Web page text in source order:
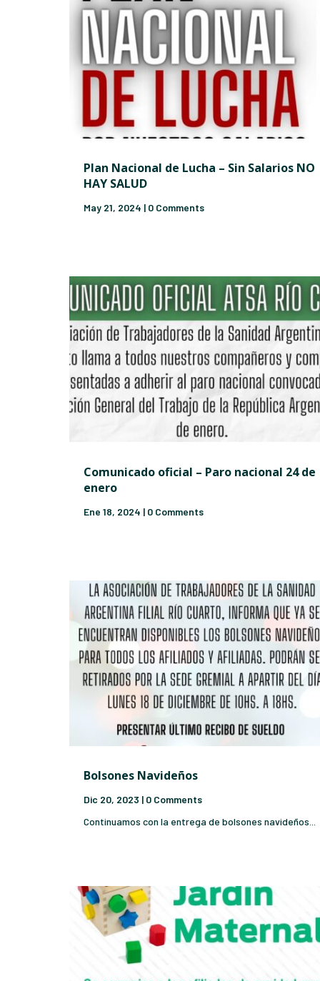
Plan Nacional de Lucha – Sin Salarios NO
HAY SALUD
May 21, 2024 | 0 Comments
Comunicado oficial – Paro nacional 24 de
enero
Ene 18, 2024 | 0 Comments
Bolsones Navideños
Dic 20, 2023 | 0 Comments
Continuamos con la entrega de bolsones navideños...